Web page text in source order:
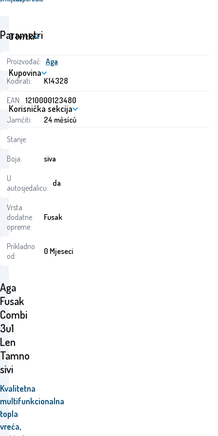
Aga
Fusak
Combi
3u1
Len
Tamno
sivi
Kvalitetna
multifunkcionalna
topla
vreća,
Parametri
Proizvođač: Aga
Kodirati:
K14328
EAN: 1210000123480
Jamčiti:
24 měsíců
Stanje:
Boja:
siva
U
autosjedalicu: da
Vrsta
dodatne
opreme:
Fusak
Prikladno
od:
0 Mjeseci
O tvrtki
Kupovina
Korisnička sekcija